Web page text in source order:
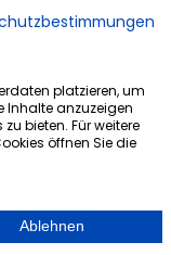
AR
platzieren, um
Inhalte anzuzeigen
bieten. Für weitere
öffnen Sie die
Ablehnen